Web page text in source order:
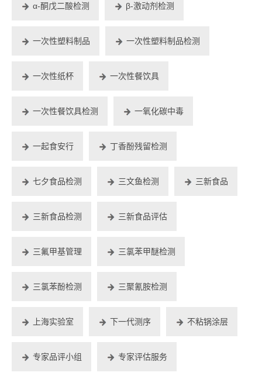
α-酮戊二酸检测 β-激动剂检测
一次性塑料制品 一次性塑料制品检测
一次性纸杯 一次性餐饮具
一次性餐饮具检测 一氧化碳中毒
一起食安行 丁香酚残留检测
七夕食品检测 三文鱼检测 三新食品
三新食品检测 三新食品评估
三氟甲基管理 三氯苯甲醚检测
三氯苯酚检测 三聚氰胺检测
上海实验室 下一代测序 不粘锅涂层
专家品评小组 专家评估服务